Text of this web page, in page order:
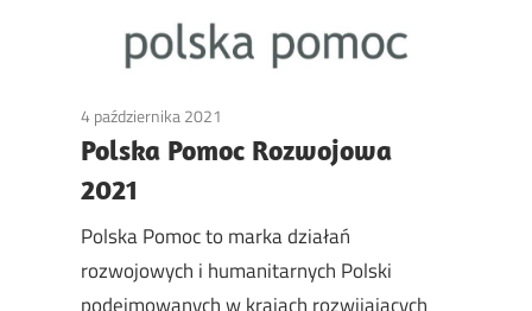
4 października 2021
Polska Pomoc Rozwojowa
2021
Polska Pomoc to marka działań
rozwojowych i humanitarnych Polski
podejmowanych w krajach rozwijających